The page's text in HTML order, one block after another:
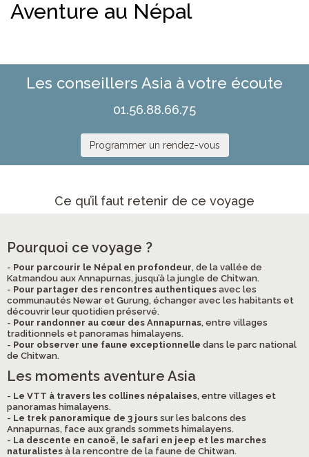
Aventure au Népal
Les conseillers Asia à votre écoute
01.56.88.66.75
Programmer un rendez-vous
Ce qu’il faut retenir de ce voyage
Pourquoi ce voyage ?
- Pour parcourir le Népal en profondeur, de la vallée de
Katmandou aux Annapurnas, jusqu’à la jungle de Chitwan.
- Pour partager des rencontres authentiques avec les
communautés Newar et Gurung, échanger avec les habitants et
découvrir leur quotidien préservé.
- Pour randonner au cœur des Annapurnas, entre villages
traditionnels et panoramas himalayens.
- Pour observer une faune exceptionnelle dans le parc national
de Chitwan.
Les moments aventure Asia
- Le VTT à travers les collines népalaises, entre villages et
panoramas himalayens.
- Le trek panoramique de 3 jours sur les balcons des
Annapurnas, face aux grands sommets himalayens.
- La descente en canoë, le safari en jeep et les marches
naturalistes à la rencontre de la faune de Chitwan.